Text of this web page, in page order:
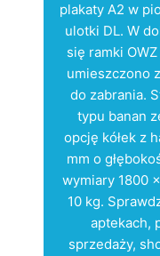
plakaty A2 w
ulotki DL. W
się ramki
umieszczono
do zabrania.
typu banan
opcję kółek z
mm o
wymiary 1800
10 kg.
aptekach,
sprzedaży,